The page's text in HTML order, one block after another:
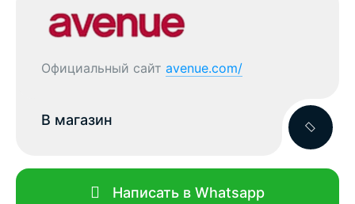
Официальный сайт avenue.com/
В магазин
Написать в Whatsapp